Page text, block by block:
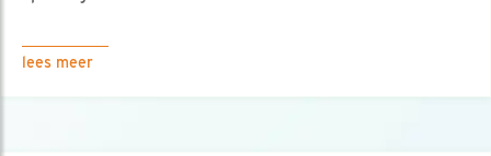
lees meer